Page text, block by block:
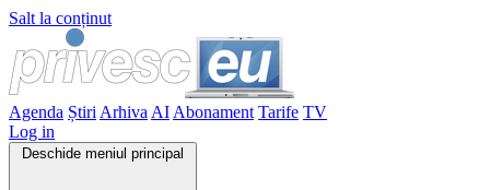
Salt la conținut
Agenda Știri Arhiva AI Abonament Tarife TV
Log in
Deschide meniul principal